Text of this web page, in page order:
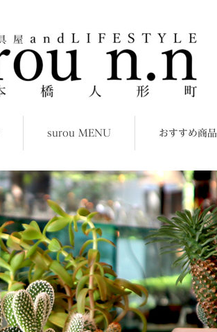
surou MENU おすすめ商品